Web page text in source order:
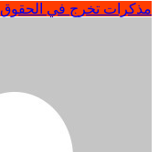
مذكرات تخرج في الحقوق PDF